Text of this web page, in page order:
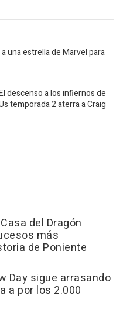
una estrella de Marvel para
descenso a los infiernos de
temporada 2 aterra a Craig
del Dragón
más
de Poniente
Day sigue arrasando
a por los 2.000